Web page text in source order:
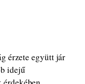
érzete együtt jár
idejű